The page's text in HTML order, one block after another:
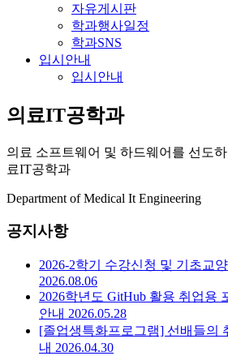
자유게시판
학과행사일정
학과SNS
입시안내
입시안내
의료IT공학과
의료 소프트웨어 및 하드웨어를 선도
료IT공학과
Department of Medical It Engineering
공지사항
2026-2학기 수강신청 및 기초교
2026.08.06
2026학년도 GitHub 활용 취업용
안내 2026.05.28
[졸업생특화프로그램] 선배들의
내 2026.04.30